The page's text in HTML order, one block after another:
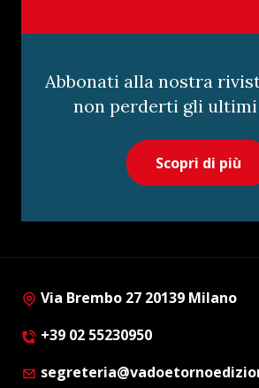
Abbonati alla nostra
non perderti gli
Scopri di più
Via Brembo 27 20139 Milano
+39 02 55230950